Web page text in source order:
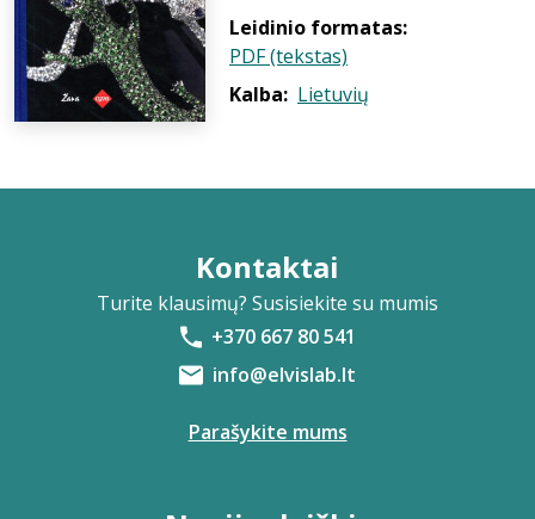
Leidinio formatas:
PDF (tekstas)
Kalba: Lietuvių
Kontaktai
Turite klausimų? Susisiekite su mumis
+370 667 80 541
info@elvislab.lt
Parašykite mums